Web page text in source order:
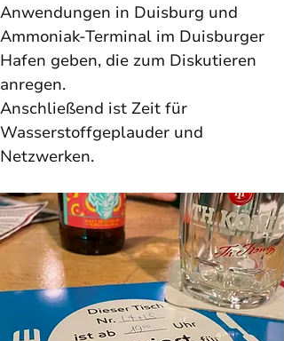
Anwendungen in Duisburg und
Ammoniak-Terminal im Duisburger
Hafen geben, die zum Diskutieren
anregen.
Anschließend ist Zeit für
Wasserstoffgeplauder und
Netzwerken.